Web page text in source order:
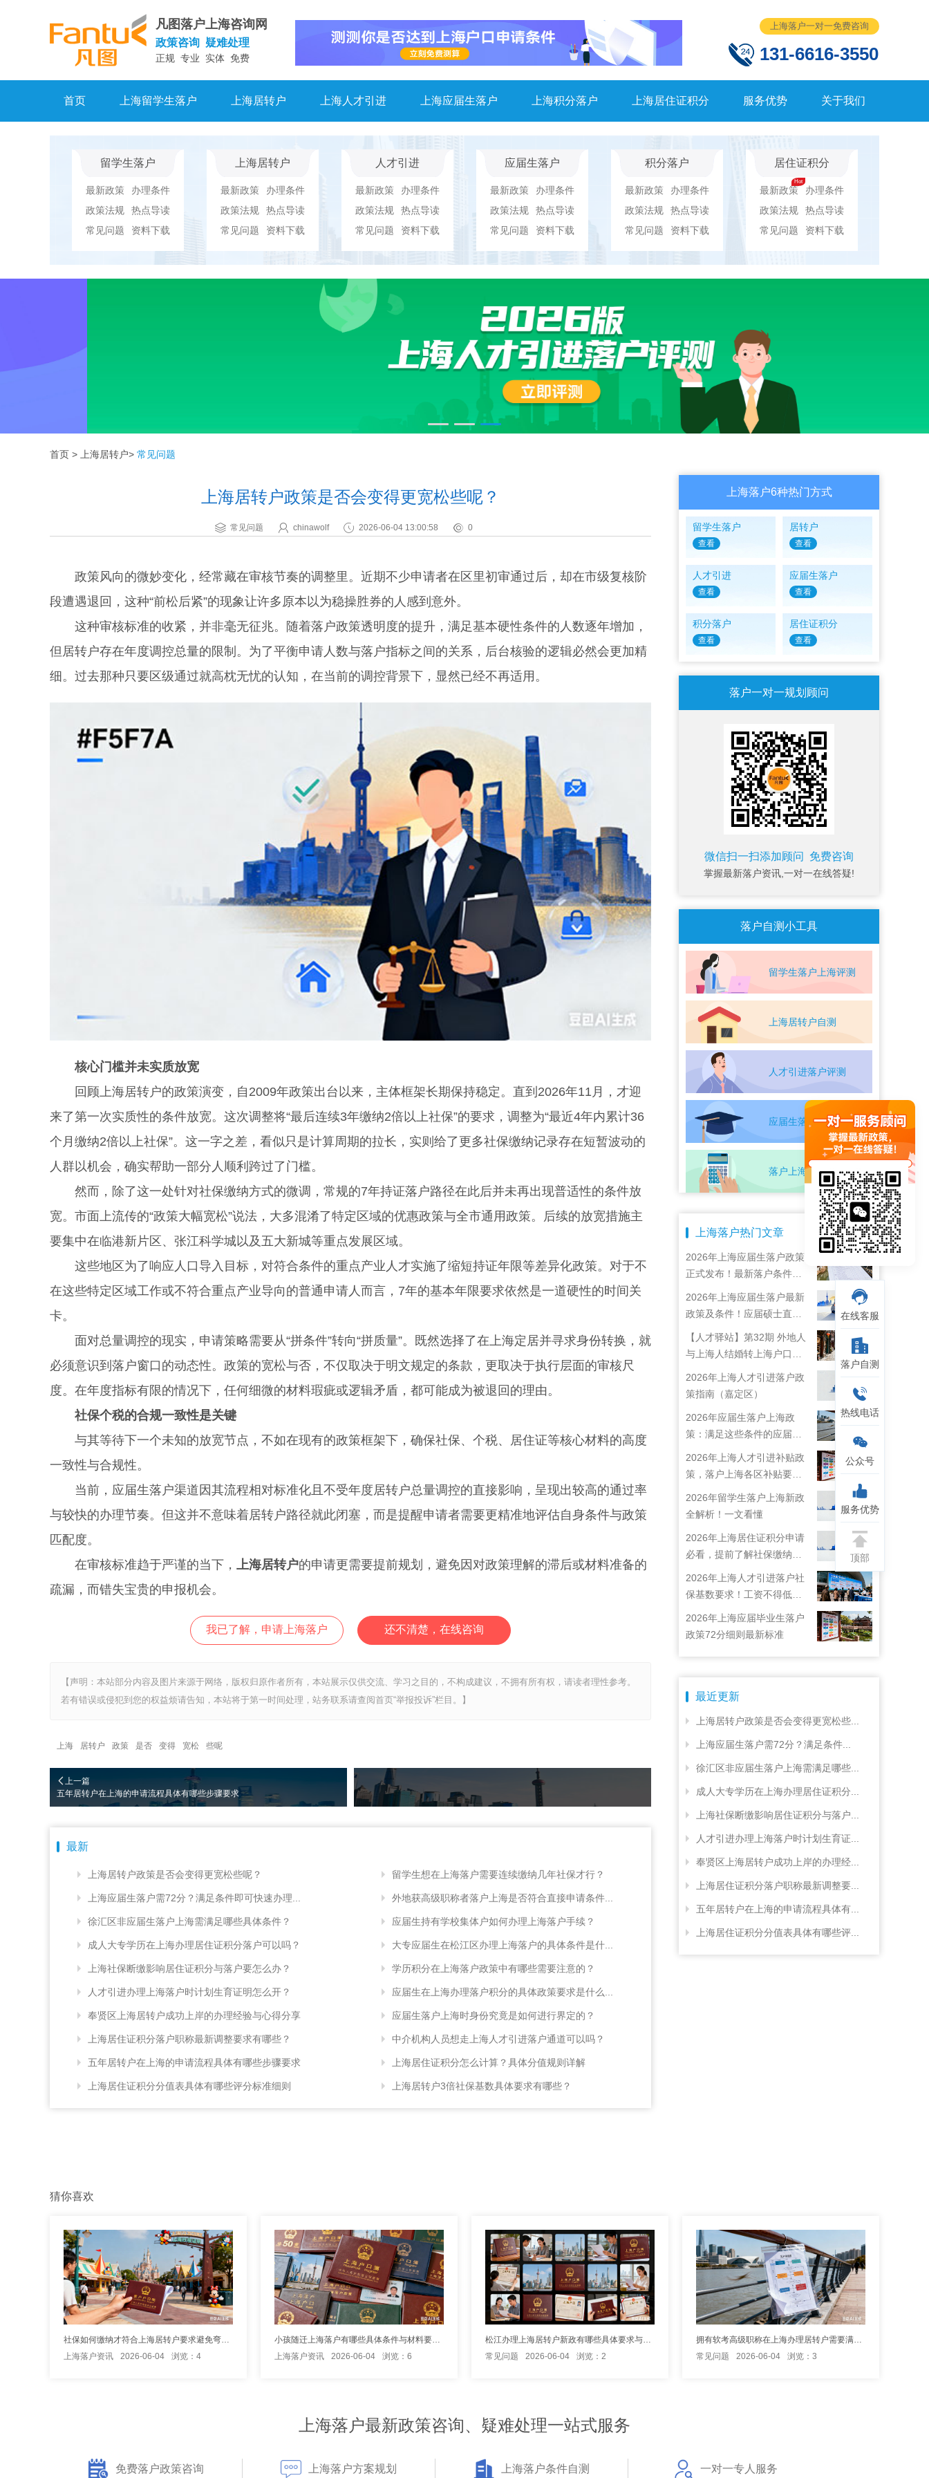
凡图落户上海咨询网
政策咨询 疑难处理
正规 专业 实体 免费
上海落户一对一免费咨询
131-6616-3550
首页 上海留学生落户 上海居转户 上海人才引进 上海应届生落户 上海积分落户 上海居住证积分 服务优势 关于我们
留学生落户
最新政策
办理条件
政策法规
热点导读
常见问题
资料下载
上海居转户
最新政策
办理条件
政策法规
热点导读
常见问题
资料下载
人才引进
最新政策
办理条件
政策法规
热点导读
常见问题
资料下载
应届生落户
最新政策
办理条件
政策法规
热点导读
常见问题
资料下载
积分落户
最新政策
办理条件
政策法规
热点导读
常见问题
资料下载
居住证积分
最新政策
办理条件
政策法规
热点导读
常见问题
资料下载
首页 > 上海居转户> 常见问题
上海居转户政策是否会变得更宽松些呢？
常见问题 chinawolf 2026-06-04 13:00:58 0
政策风向的微妙变化，经常藏在审核节奏的调整里。近期不少申请者在区里初审通过后，却在市级复核阶
段遭遇退回，这种“前松后紧”的现象让许多原本以为稳操胜券的人感到意外。
这种审核标准的收紧，并非毫无征兆。随着落户政策透明度的提升，满足基本硬性条件的人数逐年增加，
但居转户存在年度调控总量的限制。为了平衡申请人数与落户指标之间的关系，后台核验的逻辑必然会更加精
细。过去那种只要区级通过就高枕无忧的认知，在当前的调控背景下，显然已经不再适用。
核心门槛并未实质放宽
回顾上海居转户的政策演变，自2009年政策出台以来，主体框架长期保持稳定。直到2026年11月，才迎
来了第一次实质性的条件放宽。这次调整将“最后连续3年缴纳2倍以上社保”的要求，调整为“最近4年内累计36
个月缴纳2倍以上社保”。这一字之差，看似只是计算周期的拉长，实则给了更多社保缴纳记录存在短暂波动的
人群以机会，确实帮助一部分人顺利跨过了门槛。
然而，除了这一处针对社保缴纳方式的微调，常规的7年持证落户路径在此后并未再出现普适性的条件放
宽。市面上流传的“政策大幅宽松”说法，大多混淆了特定区域的优惠政策与全市通用政策。后续的放宽措施主
要集中在临港新片区、张江科学城以及五大新城等重点发展区域。
这些地区为了响应人口导入目标，对符合条件的重点产业人才实施了缩短持证年限等差异化政策。对于不
在这些特定区域工作或不符合重点产业导向的普通申请人而言，7年的基本年限要求依然是一道硬性的时间关
卡。
面对总量调控的现实，申请策略需要从“拼条件”转向“拼质量”。既然选择了在上海定居并寻求身份转换，就
必须意识到落户窗口的动态性。政策的宽松与否，不仅取决于明文规定的条款，更取决于执行层面的审核尺
度。在年度指标有限的情况下，任何细微的材料瑕疵或逻辑矛盾，都可能成为被退回的理由。
社保个税的合规一致性是关键
与其等待下一个未知的放宽节点，不如在现有的政策框架下，确保社保、个税、居住证等核心材料的高度
一致性与合规性。
当前，应届生落户渠道因其流程相对标准化且不受年度居转户总量调控的直接影响，呈现出较高的通过率
与较快的办理节奏。但这并不意味着居转户路径就此闭塞，而是提醒申请者需要更精准地评估自身条件与政策
匹配度。
在审核标准趋于严谨的当下，
上海居转户的申请更需要提前规划，避免因对政策理解的滞后或材料准备的
疏漏，而错失宝贵的申报机会。
我已了解，申请上海落户 还不清楚，在线咨询
【声明：本站部分内容及图片来源于网络，版权归原作者所有，本站展示仅供交流、学习之目的，不构成建议，不拥有所有权，请读者理性参考。
若有错误或侵犯到您的权益烦请告知，本站将于第一时间处理，站务联系请查阅首页“举报投诉”栏目。】
上海 居转户 政策 是否 变得 宽松 些呢
上一篇
五年居转户在上海的申请流程具体有哪些步骤要求
最新
上海居转户政策是否会变得更宽松些呢？
上海应届生落户需72分？满足条件即可快速办理...
徐汇区非应届生落户上海需满足哪些具体条件？
成人大专学历在上海办理居住证积分落户可以吗？
上海社保断缴影响居住证积分与落户要怎么办？
人才引进办理上海落户时计划生育证明怎么开？
奉贤区上海居转户成功上岸的办理经验与心得分享
上海居住证积分落户职称最新调整要求有哪些？
五年居转户在上海的申请流程具体有哪些步骤要求
上海居住证积分分值表具体有哪些评分标准细则
留学生想在上海落户需要连续缴纳几年社保才行？
外地获高级职称者落户上海是否符合直接申请条件...
应届生持有学校集体户如何办理上海落户手续？
大专应届生在松江区办理上海落户的具体条件是什...
学历积分在上海落户政策中有哪些需要注意的？
应届生在上海办理落户积分的具体政策要求是什么...
应届生落户上海时身份究竟是如何进行界定的？
中介机构人员想走上海人才引进落户通道可以吗？
上海居住证积分怎么计算？具体分值规则详解
上海居转户3倍社保基数具体要求有哪些？
上海落户6种热门方式
留学生落户
查看
居转户
查看
人才引进
查看
应届生落户
查看
积分落户
查看
居住证积分
查看
落户一对一规划顾问
微信扫一扫添加顾问 免费咨询
掌握最新落户资讯,一对一在线答疑!
落户自测小工具
留学生落户上海评测
上海居转户自测
人才引进落户评测
应届生落户上海自测
落户上海条件自测
上海落户热门文章
2026年上海应届生落户政策
正式发布！最新落户条件及
流程解析！
2026年上海应届生落户最新
政策及条件！应届硕士直接
落户上海！
【人才驿站】第32期 外地人
与上海人结婚转上海户口攻
略来啦！
2026年上海人才引进落户政
策指南（嘉定区）
2026年应届生落户上海政
策：满足这些条件的应届生
就能落户上海啦！
2026年上海人才引进补贴政
策，落户上海各区补贴要求
2026年留学生落户上海新政
全解析！一文看懂
2026年上海居住证积分申请
必看，提前了解社保缴纳要
2026年上海人才引进落户社
保基数要求！工资不得低于
22792元！
2026年上海应届毕业生落户
政策72分细则最新标准
最近更新
上海居转户政策是否会变得更宽松些...
上海应届生落户需72分？满足条件...
徐汇区非应届生落户上海需满足哪些...
成人大专学历在上海办理居住证积分...
上海社保断缴影响居住证积分与落户...
人才引进办理上海落户时计划生育证...
奉贤区上海居转户成功上岸的办理经...
上海居住证积分落户职称最新调整要...
五年居转户在上海的申请流程具体有...
上海居住证积分分值表具体有哪些评...
猜你喜欢
社保如何缴纳才符合上海居转户要求避免弯路？
上海落户资讯
2026-06-04 浏览：4
小孩随迁上海落户有哪些具体条件与材料要求？
上海落户资讯
2026-06-04 浏览：6
松江办理上海居转户新政有哪些具体要求与变化
常见问题
2026-06-04 浏览：2
拥有软考高级职称在上海办理居转户需要满足哪些条件？
常见问题
2026-06-04 浏览：3
上海落户最新政策咨询、疑难处理一站式服务
免费落户政策咨询 上海落户方案规划 上海落户条件自测 一对一专人服务
在线客服
落户自测
热线电话
公众号
服务优势
顶部